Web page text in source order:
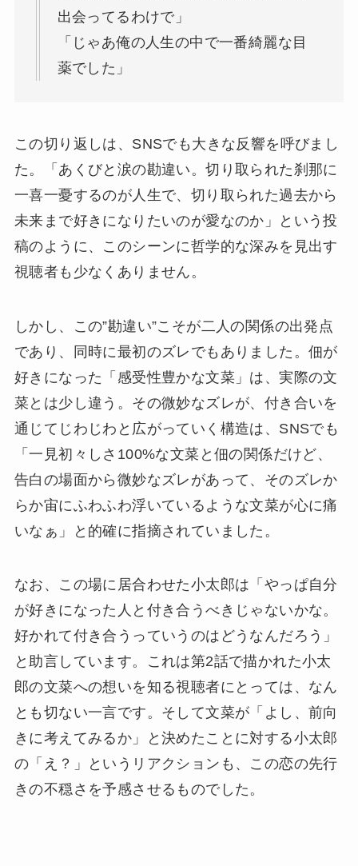
出会ってるわけで」
「じゃあ俺の人生の中で一番綺麗な目
薬でした」
この切り返しは、SNSでも大きな反響を呼びまし
た。「あくびと涙の勘違い。切り取られた刹那に
一喜一憂するのが人生で、切り取られた過去から
未来まで好きになりたいのが愛なのか」という投
稿のように、このシーンに哲学的な深みを見出す
視聴者も少なくありません。
しかし、この”勘違い”こそが二人の関係の出発点
であり、同時に最初のズレでもありました。佃が
好きになった「感受性豊かな文菜」は、実際の文
菜とは少し違う。その微妙なズレが、付き合いを
通じてじわじわと広がっていく構造は、SNSでも
「一見初々しさ100%な文菜と佃の関係だけど、
告白の場面から微妙なズレがあって、そのズレか
らか宙にふわふわ浮いているような文菜が心に痛
いなぁ」と的確に指摘されていました。
なお、この場に居合わせた小太郎は「やっぱ自分
が好きになった人と付き合うべきじゃないかな。
好かれて付き合うっていうのはどうなんだろう」
と助言しています。これは第2話で描かれた小太
郎の文菜への想いを知る視聴者にとっては、なん
とも切ない一言です。そして文菜が「よし、前向
きに考えてみるか」と決めたことに対する小太郎
の「え？」というリアクションも、この恋の先行
きの不穏さを予感させるものでした。